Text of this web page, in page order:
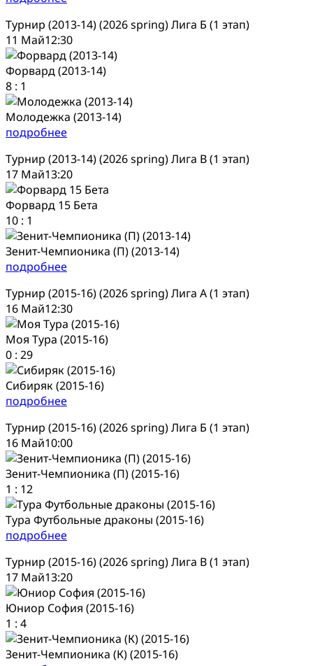
Турнир (2013-14) (2026 spring) Лига Б (1 этап)
11 Май12:30
Форвард (2013-14)
8 : 1
Молодежка (2013-14)
подробнее
Турнир (2013-14) (2026 spring) Лига В (1 этап)
17 Май13:20
Форвард 15 Бета
10 : 1
Зенит-Чемпионика (П) (2013-14)
подробнее
Турнир (2015-16) (2026 spring) Лига А (1 этап)
16 Май12:30
Моя Тура (2015-16)
0 : 29
Сибиряк (2015-16)
подробнее
Турнир (2015-16) (2026 spring) Лига Б (1 этап)
16 Май10:00
Зенит-Чемпионика (П) (2015-16)
1 : 12
Тура Футбольные драконы (2015-16)
подробнее
Турнир (2015-16) (2026 spring) Лига В (1 этап)
17 Май13:20
Юниор София (2015-16)
1 : 4
Зенит-Чемпионика (К) (2015-16)